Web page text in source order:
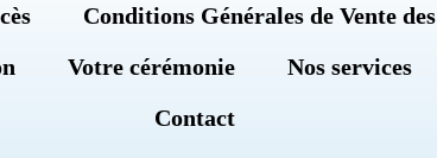
Conditions Générales de Vente
Votre cérémonie
Nos services
Contact